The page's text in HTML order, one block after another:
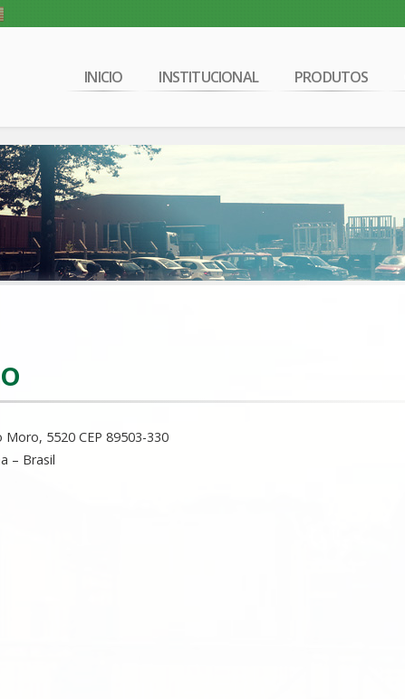
INICIO INSTITUCIONAL PRODUTOS
5520 CEP 89503-330
– Brasil